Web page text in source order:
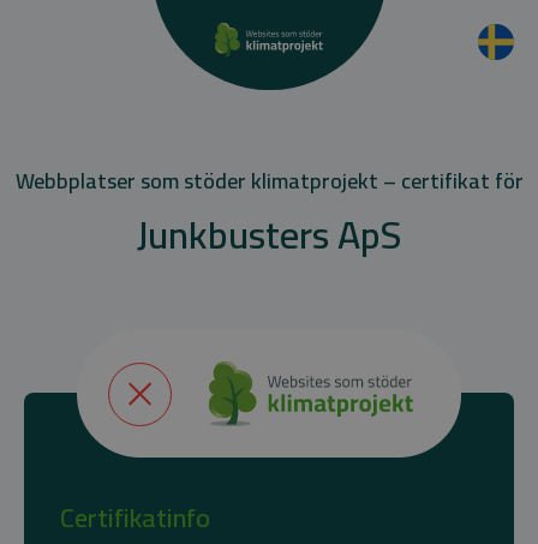
Webbplatser som stöder klimatprojekt – certifikat för
Junkbusters ApS
Certifikatinfo